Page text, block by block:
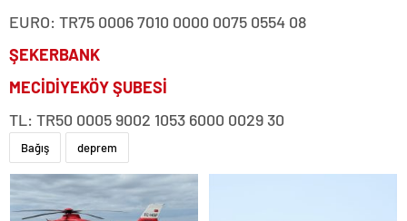
EURO: TR75 0006 7010 0000 0075 0554 08
ŞEKERBANK
MECİDİYEKÖY ŞUBESİ
TL: TR50 0005 9002 1053 6000 0029 30
Bağış deprem